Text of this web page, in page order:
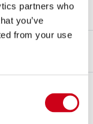
partners who
you’ve
from your use
un punto di